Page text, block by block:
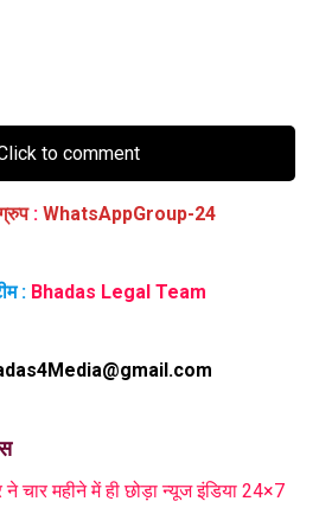
to comment
: WhatsAppGroup-24
: Bhadas Legal Team
ने चार महीने में ही छोड़ा न्यूज इंडिया 24×7